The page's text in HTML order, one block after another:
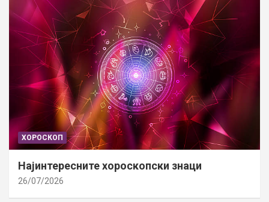
ХОРОСКОП
Најинтересните хороскопски знаци
26/07/2026